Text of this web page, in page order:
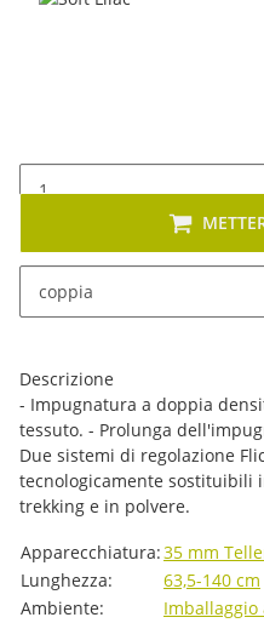
coppia
Sono disponibili diverse
la variante desiderata.
Descrizione
- Impugnatura a doppia
tessuto. - Prolunga
Due sistemi di regolazione
tecnologicamente sostituibili
trekking e in polvere.
#productDetails.itemValue#
Apparecchiatura:35 mm
Lunghezza:
63,5-140 cm
Ambiente:
Imballaggio